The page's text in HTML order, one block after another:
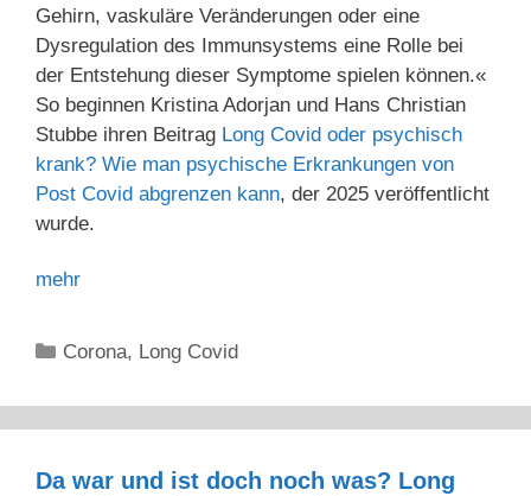
Gehirn, vaskuläre Veränderungen oder eine
Dysregulation des Immunsystems eine Rolle bei
der Entstehung dieser Symptome spielen können.«
So beginnen Kristina Adorjan und Hans Christian
Stubbe ihren Beitrag Long Covid oder psychisch
krank? Wie man psychische Erkrankungen von
Post Covid abgrenzen kann, der 2025 veröffentlicht
wurde.
mehr
Kategorien
Corona, Long Covid
Da war und ist doch noch was? Long